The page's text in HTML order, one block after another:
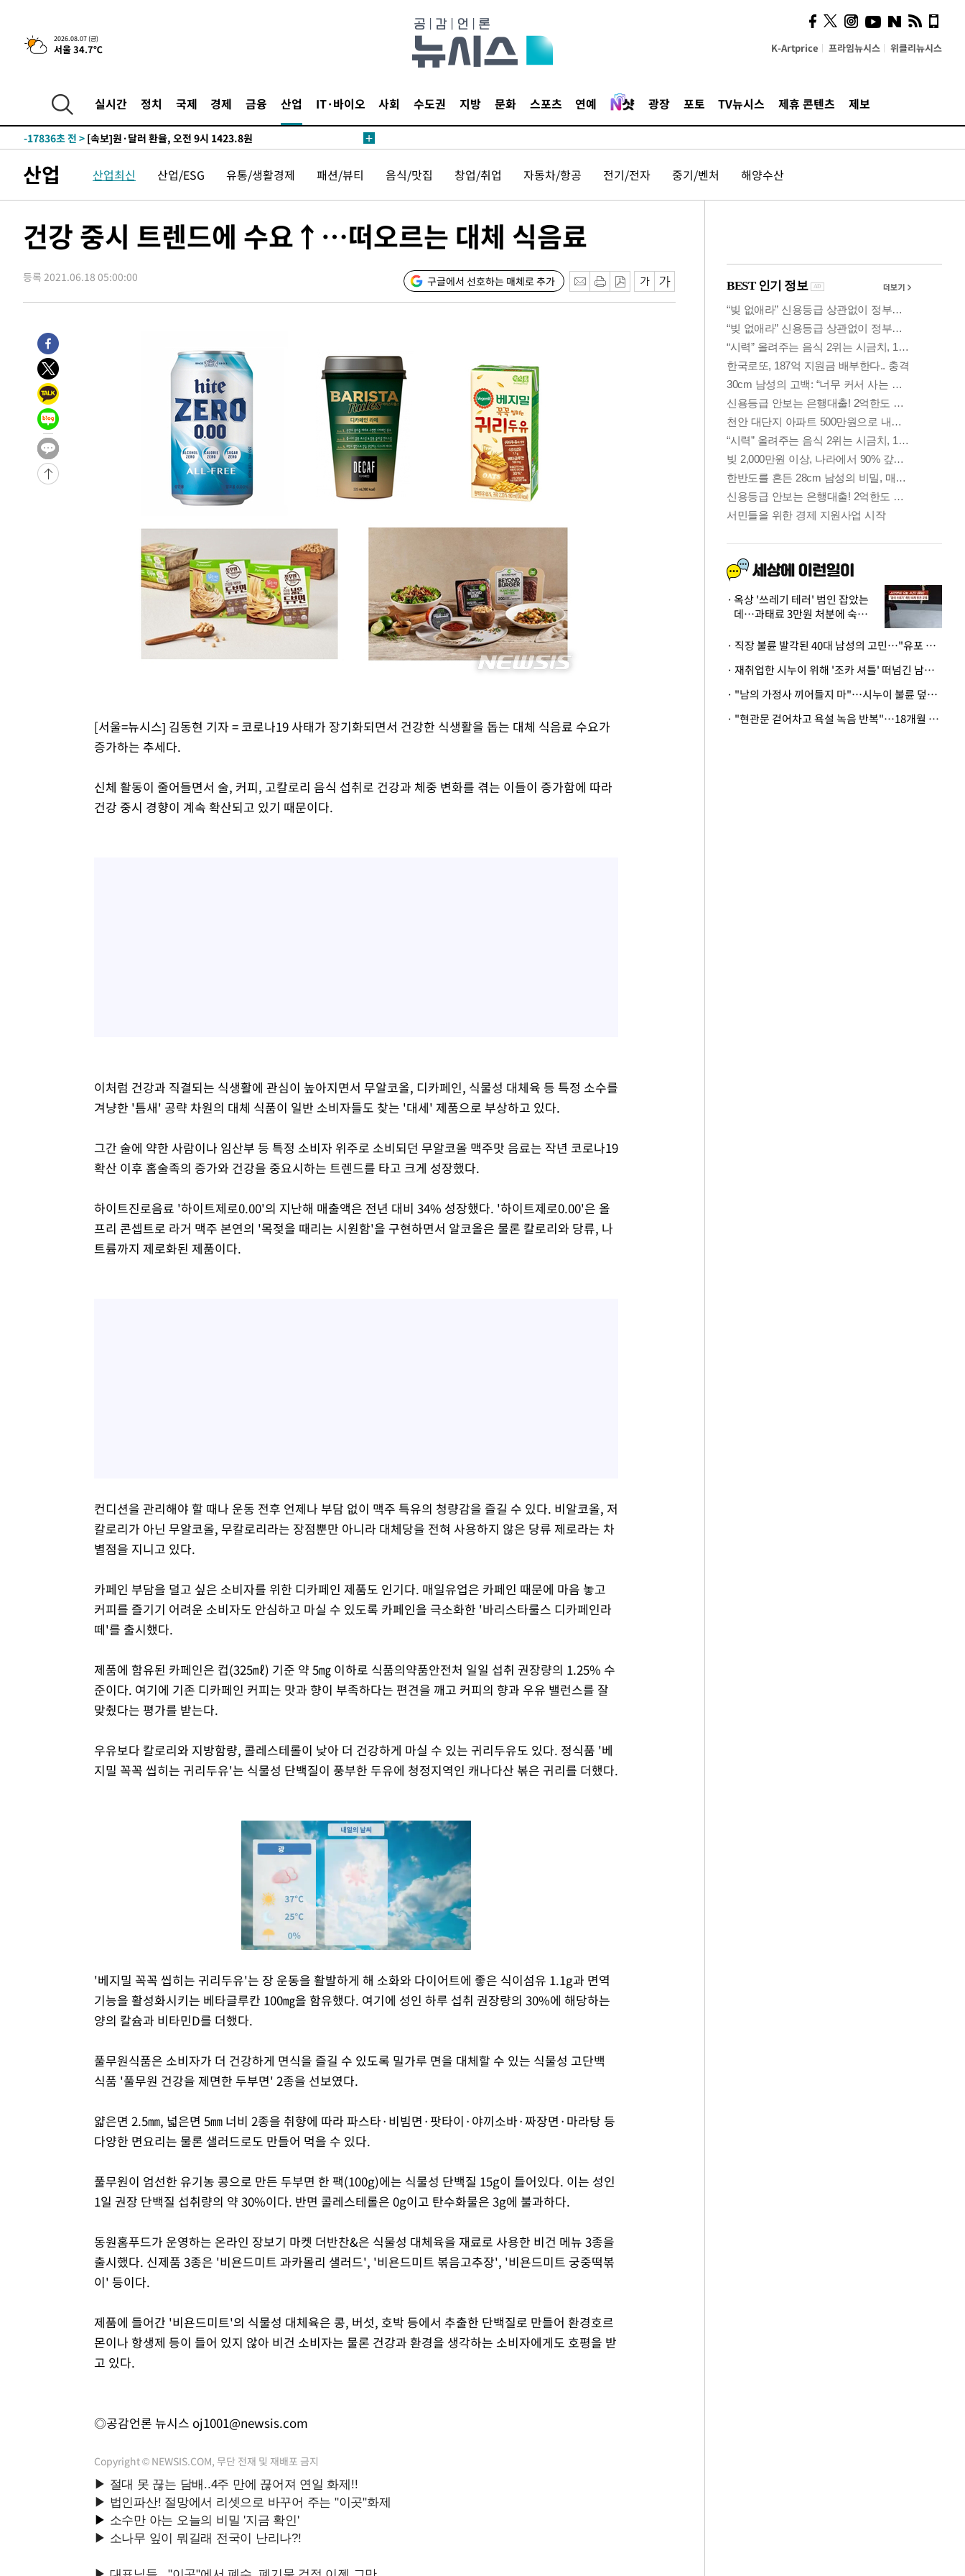
2026.08.07 (금)
서울 34.7℃ K-Artprice 프라임뉴시스 위클리뉴시스
실시간 정치 국제 경제 금융 산업 IT·바이오 사회 수도권 지방 문화 스포츠 연예 광장 포토 TV뉴시스 제휴 콘텐츠 제보
-21243초 전 >민주 콩고 에볼라환자 4천명 돌파, 4053명 발생 1850명 사망
-20493초 전 >[속보]'300억원대 사기 혐의' 차가원 대표 구속 송치
-18200초 전 >
[속보]경찰·노동부, HL만도 평택사업장 끼임 사망 관련 압수수색
-18081초 전 >
압수수색
-17836초 전 > [속보]원·달러 환율, 오전 9시 1423.8원
-17618초 전 >
[속보]코스닥, 5.95포인트(0.74%) 상승한 807.62개장
-17586초 전 >[속보]코스피, 6300선 재탈환…1.09% 오른 6365.07 개장
태
-14049초 전 >입추에도 극한더위…서울 낮 39도 '폭염중대경보'
례 큰 폭발음
-7728초 전 >[속보]美, 폴리실리콘 수입 규제…파생제품 15% 관세, 120일 후 발
-5879초 전 >[속보]트럼프, 美 원정출산 금지 행정명령 서명
-27637초 전 >
25.3%↑
-24797초 전 >
[속보]'채상병 순직 책임' 임성근, 항소심도 징역 3년
-24663초 전 >
[속보]종합특검, '관저이전 봐주기 감사' 유병호 구속기소
-21263초 전 >
민주 콩고 에볼라환자 4천명 돌파, 4053명 발생 1850명 사망
-20513초 전 >
[속보]'300억원대 사기 혐의' 차가원 대표 구속 송치
-19707초 전 >
"미 전국적 살모네라 식중독 원인은 멕시코산 할라피뇨"-- CDC
-18220초 전 >
[속보]경찰·노동부, HL만도 평택사업장 끼임 사망 관련 압수수색
-18101초 전 >
[속보]합수본, '투표율 허위 입력' 중앙·서울·경기도 선관위 등 9곳
[속보]원·달러 환율, 오전 9시 1423.8원
[속보]코스닥, 5.95포인트(0.74%) 상승한 807.62개장
[속보]코스피, 6300선 재탈환…1.09% 오른 6365.07 개장
시리아 다마스쿠스 교외에서 미니버스 폭발.. 14명 부상, 3명은 중
입추에도 극한더위…서울 낮 39도 '폭염중대경보'
이란, 호르무즈서 "적국 목표물들"과 대치로 남부 케슘섬에서 두차
[속보]美, 폴리실리콘 수입 규제…파생제품 15% 관세, 120일 후 발
[속보]트럼프, 美 원정출산 금지 행정명령 서명
산업 산업최신 산업/ESG 유통/생활경제 패션/뷰티 음식/맛집 창업/취업 자동차/항공 전기/전자 중기/벤처 해양수산
건강 중시 트렌드에 수요↑…떠오르는 대체 식음료
등록 2021.06.18 05:00:00 구글에서 선호하는 매체로 추가
[서울=뉴시스] 김동현 기자 = 코로나19 사태가 장기화되면서 건강한 식생활을 돕는 대체 식음료 수요가
증가하는 추세다.
신체 활동이 줄어들면서 술, 커피, 고칼로리 음식 섭취로 건강과 체중 변화를 겪는 이들이 증가함에 따라
건강 중시 경향이 계속 확산되고 있기 때문이다.
이처럼 건강과 직결되는 식생활에 관심이 높아지면서 무알코올, 디카페인, 식물성 대체육 등 특정 소수를
겨냥한 '틈새' 공략 차원의 대체 식품이 일반 소비자들도 찾는 '대세' 제품으로 부상하고 있다.
그간 술에 약한 사람이나 임산부 등 특정 소비자 위주로 소비되던 무알코올 맥주맛 음료는 작년 코로나19
확산 이후 홈술족의 증가와 건강을 중요시하는 트렌드를 타고 크게 성장했다.
하이트진로음료 '하이트제로0.00'의 지난해 매출액은 전년 대비 34% 성장했다. '하이트제로0.00'은 올
프리 콘셉트로 라거 맥주 본연의 '목젖을 때리는 시원함'을 구현하면서 알코올은 물론 칼로리와 당류, 나
트륨까지 제로화된 제품이다.
컨디션을 관리해야 할 때나 운동 전후 언제나 부담 없이 맥주 특유의 청량감을 즐길 수 있다. 비알코올, 저
칼로리가 아닌 무알코올, 무칼로리라는 장점뿐만 아니라 대체당을 전혀 사용하지 않은 당류 제로라는 차
별점을 지니고 있다.
카페인 부담을 덜고 싶은 소비자를 위한 디카페인 제품도 인기다. 매일유업은 카페인 때문에 마음 놓고
커피를 즐기기 어려운 소비자도 안심하고 마실 수 있도록 카페인을 극소화한 '바리스타룰스 디카페인라
떼'를 출시했다.
제품에 함유된 카페인은 컵(325㎖) 기준 약 5㎎ 이하로 식품의약품안전처 일일 섭취 권장량의 1.25% 수
준이다. 여기에 기존 디카페인 커피는 맛과 향이 부족하다는 편견을 깨고 커피의 향과 우유 밸런스를 잘
맞췄다는 평가를 받는다.
우유보다 칼로리와 지방함량, 콜레스테롤이 낮아 더 건강하게 마실 수 있는 귀리두유도 있다. 정식품 '베
지밀 꼭꼭 씹히는 귀리두유'는 식물성 단백질이 풍부한 두유에 청정지역인 캐나다산 볶은 귀리를 더했다.
Mute
'베지밀 꼭꼭 씹히는 귀리두유'는 장 운동을 활발하게 해 소화와 다이어트에 좋은 식이섬유 1.1g과 면역
기능을 활성화시키는 베타글루칸 100㎎을 함유했다. 여기에 성인 하루 섭취 권장량의 30%에 해당하는
양의 칼슘과 비타민D를 더했다.
풀무원식품은 소비자가 더 건강하게 면식을 즐길 수 있도록 밀가루 면을 대체할 수 있는 식물성 고단백
식품 '풀무원 건강을 제면한 두부면' 2종을 선보였다.
얇은면 2.5㎜, 넓은면 5㎜ 너비 2종을 취향에 따라 파스타·비빔면·팟타이·야끼소바·짜장면·마라탕 등
다양한 면요리는 물론 샐러드로도 만들어 먹을 수 있다.
풀무원이 엄선한 유기농 콩으로 만든 두부면 한 팩(100g)에는 식물성 단백질 15g이 들어있다. 이는 성인
1일 권장 단백질 섭취량의 약 30%이다. 반면 콜레스테롤은 0g이고 탄수화물은 3g에 불과하다.
동원홈푸드가 운영하는 온라인 장보기 마켓 더반찬&은 식물성 대체육을 재료로 사용한 비건 메뉴 3종을
출시했다. 신제품 3종은 '비욘드미트 과카몰리 샐러드', '비욘드미트 볶음고추장', '비욘드미트 궁중떡볶
이' 등이다.
제품에 들어간 '비욘드미트'의 식물성 대체육은 콩, 버섯, 호박 등에서 추출한 단백질로 만들어 환경호르
몬이나 항생제 등이 들어 있지 않아 비건 소비자는 물론 건강과 환경을 생각하는 소비자에게도 호평을 받
고 있다.
◎공감언론 뉴시스 oj1001@newsis.com
Copyright © NEWSIS.COM, 무단 전재 및 재배포 금지
시, 스마트폰 액세서리에
NFC 더했다
옥상 '쓰레기 테러' 범인 잡았는
데…과태료 3만원 처분에 숙박업
· 직장 불륜 발각된 40대 남성의 고민…"유포 동료 명예훼손·협박죄 고소 가능할까"
· 재취업한 시누이 위해 '조카 셔틀' 떠넘긴 남편…아내 "난 못한다"
· "남의 가정사 끼어들지 마"…시누이 불륜 덮으려는 남편에 억울한 아내
· "현관문 걷어차고 욕설 녹음 반복"…18개월 아기 키우는 집 뒤흔든 '앞집의 비극'